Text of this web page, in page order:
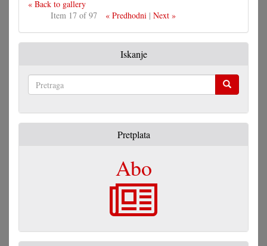
« Back to gallery
Item 17 of 97
« Predhodni| Next »
Iskanje
Pretplata
Abo